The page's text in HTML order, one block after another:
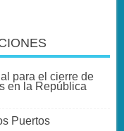
para el cierre de
en la República
Puertos